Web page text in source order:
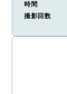
時間
撮影回数